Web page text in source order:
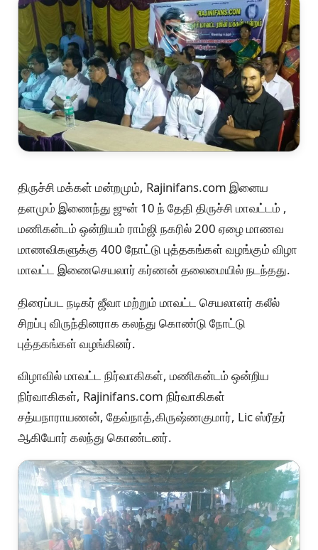
திருச்சி மக்கள் மன்றமும், Rajinifans.com இனைய
தளமும் இணைந்து ஜுன் 10 ந் தேதி திருச்சி மாவட்டம் ,
மணிகன்டம் ஒன்றியம் ராம்ஜி நகரில் 200 ஏழை மாணவ
மாணவிகளுக்கு 400 நோட்டு புத்தகங்கள் வழங்கும் விழா
மாவட்ட இணைசெயலார் கர்ணன் தலைமையில் நடந்தது.
திரைப்பட நடிகர் ஜீவா மற்றும் மாவட்ட செயலாளர் கலீல்
சிறப்பு விருந்தினராக கலந்து கொண்டு நோட்டு
புத்தகங்கள் வழங்கினர்.
விழாவில் மாவட்ட நிர்வாகிகள், மணிகன்டம் ஒன்றிய
நிர்வாகிகள், Rajinifans.com நிர்வாகிகள்
சத்யநாராயணன், தேவ்நாத்,கிருஷ்ணகுமார், Lic ஸ்ரீதர்
ஆகியோர் கலந்து கொண்டனர்.